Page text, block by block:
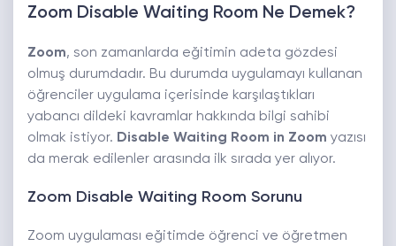
Zoom Disable Waiting Room Ne Demek?
Zoom, son zamanlarda eğitimin adeta gözdesi
olmuş durumdadır. Bu durumda uygulamayı kullanan
öğrenciler uygulama içerisinde karşılaştıkları
yabancı dildeki kavramlar hakkında bilgi sahibi
olmak istiyor. Disable Waiting Room in Zoom yazısı
da merak edilenler arasında ilk sırada yer alıyor.
Zoom Disable Waiting Room Sorunu
Zoom uygulaması eğitimde öğrenci ve öğretmen